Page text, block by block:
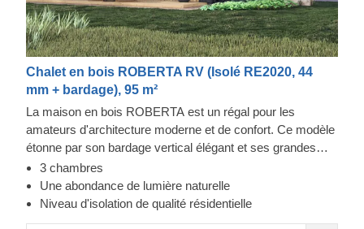
Chalet en bois ROBERTA RV (Isolé RE2020, 44
mm + bardage), 95 m²
La maison en bois ROBERTA est un régal pour les
amateurs d'architecture moderne et de confort. Ce modèle
étonne par son bardage vertical élégant et ses grandes
fenêtres, mais c'est ce qu'il y a à l'intérieur qui compte : un
salon spacieux, et une salle de bain pour chaque chambre
! Cette disposition est idéale pour les familles avec des
3 chambres
Une abondance de lumière naturelle
Niveau d'isolation de qualité résidentielle